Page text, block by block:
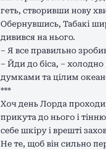
геть, створивши нову
Обернувшись, Табакі
дивився на нього.
– Я все правильно
– Йди до біса, – холодно
думками та цілим
***
Хоч день Лорда
прикута до нього і
себе шкіру і врешті
Не те, щоб він сильно